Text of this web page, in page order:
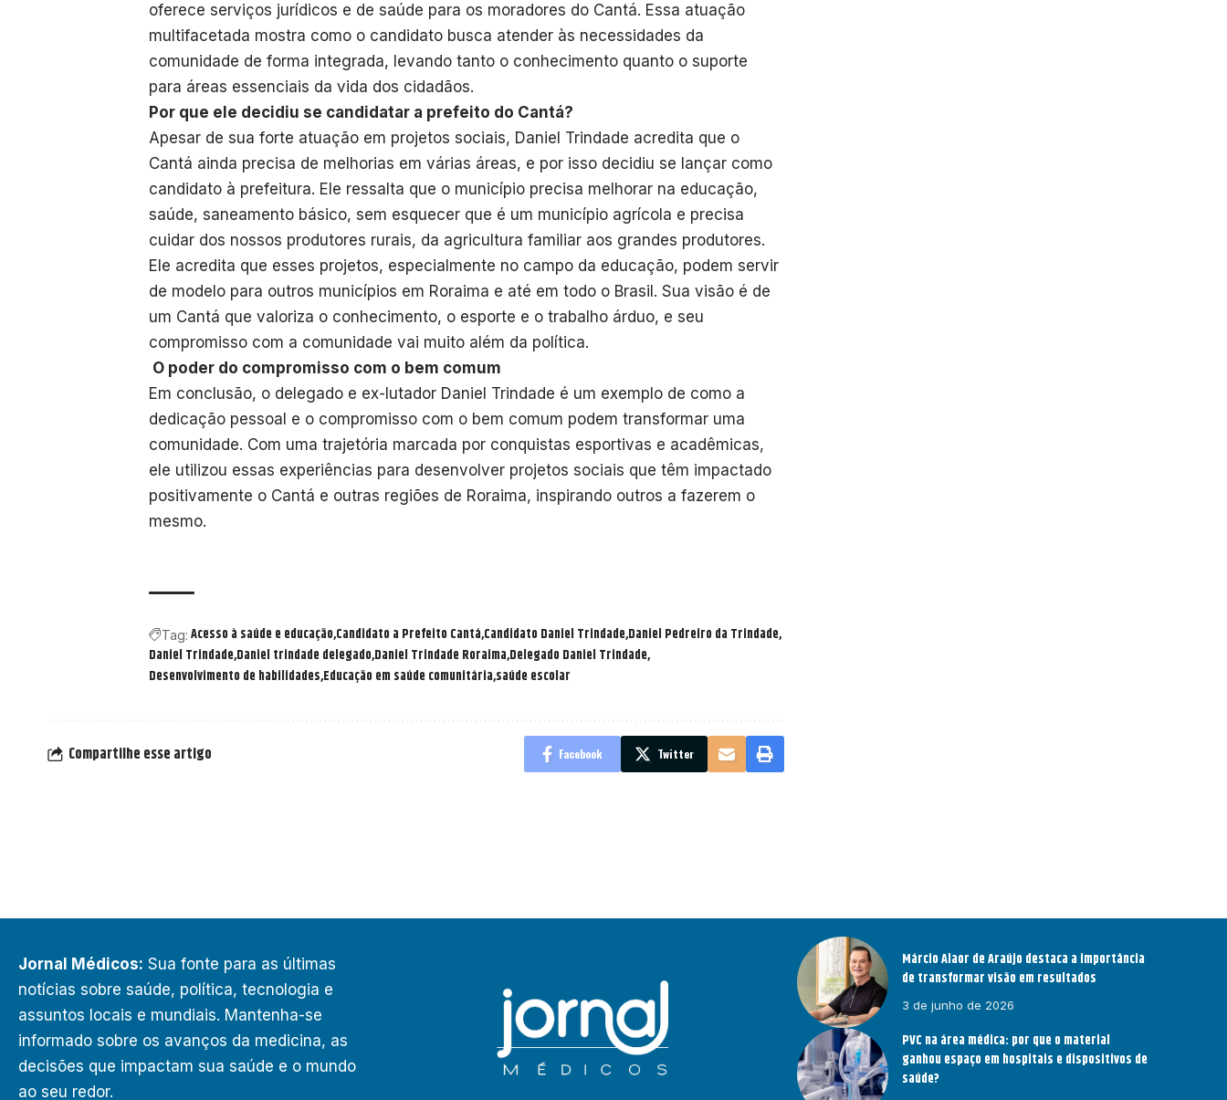
oferece serviços jurídicos e de saúde para os moradores do Cantá. Essa atuação
multifacetada mostra como o candidato busca atender às necessidades da
comunidade de forma integrada, levando tanto o conhecimento quanto o suporte
para áreas essenciais da vida dos cidadãos.
Por que ele decidiu se candidatar a prefeito do Cantá?
Apesar de sua forte atuação em projetos sociais, Daniel Trindade acredita que o
Cantá ainda precisa de melhorias em várias áreas, e por isso decidiu se lançar como
candidato à prefeitura. Ele ressalta que o município precisa melhorar na educação,
saúde, saneamento básico, sem esquecer que é um município agrícola e precisa
cuidar dos nossos produtores rurais, da agricultura familiar aos grandes produtores.
Ele acredita que esses projetos, especialmente no campo da educação, podem servir
de modelo para outros municípios em Roraima e até em todo o Brasil. Sua visão é de
um Cantá que valoriza o conhecimento, o esporte e o trabalho árduo, e seu
compromisso com a comunidade vai muito além da política.
O poder do compromisso com o bem comum
Em conclusão, o delegado e ex-lutador Daniel Trindade é um exemplo de como a
dedicação pessoal e o compromisso com o bem comum podem transformar uma
comunidade. Com uma trajetória marcada por conquistas esportivas e acadêmicas,
ele utilizou essas experiências para desenvolver projetos sociais que têm impactado
positivamente o Cantá e outras regiões de Roraima, inspirando outros a fazerem o
mesmo.
Tag: Acesso à saúde e educação Candidato a Prefeito Cantá Candidato Daniel Trindade Daniel Pedreiro da Trindade
Daniel Trindade Daniel trindade delegado Daniel Trindade Roraima Delegado Daniel Trindade
Desenvolvimento de habilidades Educação em saúde comunitária saúde escolar
Compartilhe esse artigo Facebook Twitter
Jornal Médicos: Sua fonte para as últimas
notícias sobre saúde, política, tecnologia e
assuntos locais e mundiais. Mantenha-se
informado sobre os avanços da medicina, as
decisões que impactam sua saúde e o mundo
ao seu redor.
Márcio Alaor de Araújo destaca a importância
de transformar visão em resultados
3 de junho de 2026
PVC na área médica: por que o material
ganhou espaço em hospitais e dispositivos de
saúde?